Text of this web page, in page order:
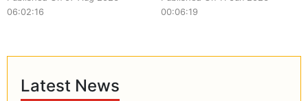
06:02:16
00:06:19
Latest News